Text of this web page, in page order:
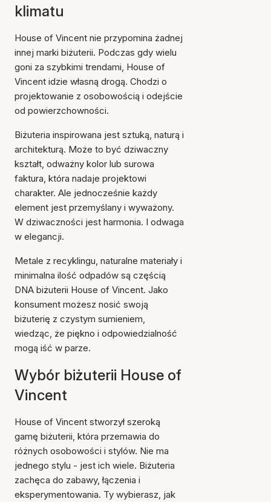
klimatu
House of Vincent nie przypomina żadnej
innej marki biżuterii. Podczas gdy wielu
goni za szybkimi trendami, House of
Vincent idzie własną drogą. Chodzi o
projektowanie z osobowością i odejście
od powierzchowności.
Biżuteria inspirowana jest sztuką, naturą i
architekturą. Może to być dziwaczny
kształt, odważny kolor lub surowa
faktura, która nadaje projektowi
charakter. Ale jednocześnie każdy
element jest przemyślany i wyważony.
W dziwaczności jest harmonia. I odwaga
w elegancji.
Metale z recyklingu, naturalne materiały i
minimalna ilość odpadów są częścią
DNA biżuterii House of Vincent. Jako
konsument możesz nosić swoją
biżuterię z czystym sumieniem,
wiedząc, że piękno i odpowiedzialność
mogą iść w parze.
Wybór biżuterii House of
Vincent
House of Vincent stworzył szeroką
gamę biżuterii, która przemawia do
różnych osobowości i stylów. Nie ma
jednego stylu - jest ich wiele. Biżuteria
zachęca do zabawy, łączenia i
eksperymentowania. Ty wybierasz, jak